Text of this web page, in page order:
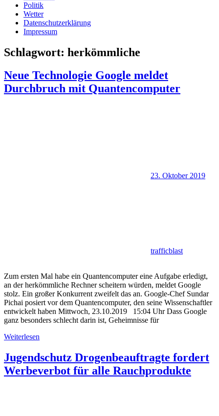
Politik
Wetter
Datenschutzerklärung
Impressum
Schlagwort: herkömmliche
Neue Technologie Google meldet
Durchbruch mit Quantencomputer
23. Oktober 2019
trafficblast
Zum ersten Mal habe ein Quantencomputer eine Aufgabe erledigt,
an der herkömmliche Rechner scheitern würden, meldet Google
stolz. Ein großer Konkurrent zweifelt das an. Google-Chef Sundar
Pichai posiert vor dem Quantencomputer, den seine Wissenschaftler
entwickelt haben Mittwoch, 23.10.2019 15:04 Uhr Dass Google
ganz besonders schlecht darin ist, Geheimnisse für
Weiterlesen
Jugendschutz Drogenbeauftragte fordert
Werbeverbot für alle Rauchprodukte